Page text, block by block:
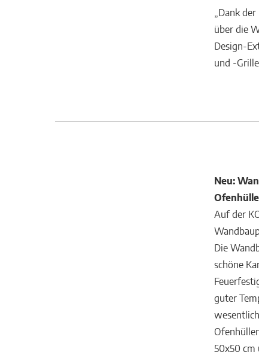
„Dank
über die
Design-
und -
Neu:
Auf der
Die
schöne
guter
50x50 cm